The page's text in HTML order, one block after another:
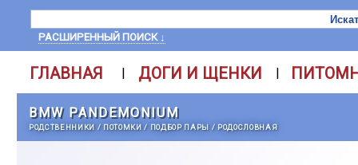
РАСШИРЕННЫЙ ПОИСК ↓
ГЛАВНАЯ | ДОГИ И ЩЕНКИ |
BMW PANDEMONIUM
РОДСТВЕННИКИ / ПОТОМКИ/ ПОДБОР ПАРЫ / РОДОСЛОВНАЯ